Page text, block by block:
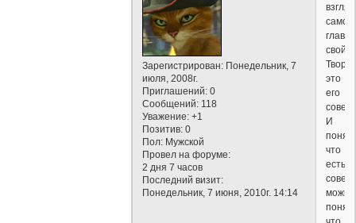
Зарегистрирован: Понедельник, 7
июля, 2008г.
Приглашений: 0
Сообщений: 118
Уважение: +1
Позитив: 0
Пол: Мужской
Провел на форуме:
2 дня 7 часов
Последний визит:
Понедельник, 7 июня, 2010г. 14:14
самое
это
его
И
поняв,
что
есть
можно